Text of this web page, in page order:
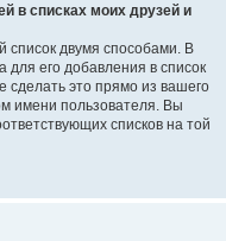
в списках моих друзей и
список двумя способами. В
для его добавления в список
сделать это прямо из вашего
имени пользователя. Вы
списков на той